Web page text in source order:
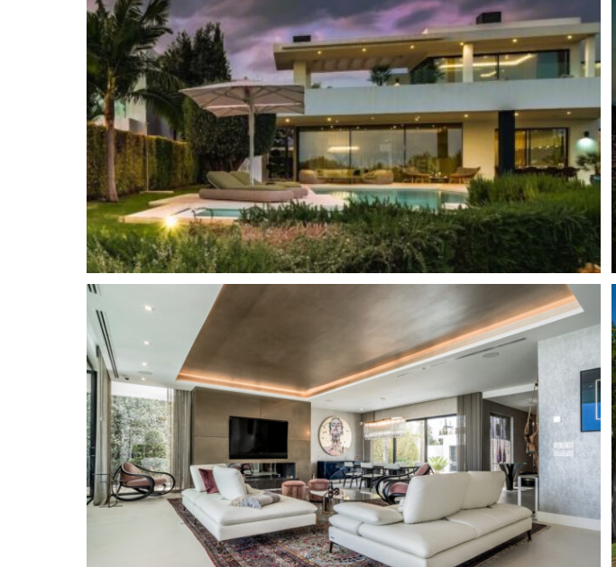
Diseñada por los reconocidos arquitectos Cristian Larraín K. y Rodolfo Nonini,
la villa es un ejemplo destacado de la excelencia arquitectónica moderna. Su
nítida fachada blanca, líneas simétricas y exuberante vegetación crean una
estética elegante y acogedora. La terraza en la azotea corona la residencia,
ofreciendo vistas panorámicas al mar y a la icónica montaña de La Concha.
Los espacios exteriores son igualmente impresionantes, con impresionantes
vistas al mar, piscina privada, elegantes terrazas y un jardín cuidadosamente
diseñado, ideal tanto para relajarse como para disfrutar del tiempo libre. En el
interior, la casa irradia sofisticación contemporánea. La sala de estar de planta
abierta se ve realzada por la iluminación ambiental del techo y una paleta de
colores neutros y suaves, creando un ambiente cálido y acogedor. El comedor
se integra a la perfección con la cocina y las zonas sociales, lo que la hace ideal
tanto para el día a día como para ocasiones especiales. Un sistema de sonido
interior y exterior de alta gama garantiza un entretenimiento sin
complicaciones en todo momento.
Cada dormitorio es un refugio privado, con acabados refinados y su propio
baño en suite. La suite principal, que ocupa toda la planta superior, ofrece lo
último en privacidad y comodidad, con vestidor, bañera exenta, lavabo doble y
ventanales de suelo a techo que enmarcan espectaculares vistas al mar.
Otras comodidades incluyen una sala de entretenimiento de última
generación, home cinema, bodega, gimnasio, ascensor y garaje para tres
coches, todo cuidadosamente diseñado para una vida de lujo moderna.
Para su total tranquilidad, la comunidad cuenta con personal a tiempo
completo que supervisa el mantenimiento de la piscina y los jardines. También
se ofrecen servicios opcionales de administración de propiedades, lo que
garantiza un estilo de vida verdaderamente integral. Este tranquilo y seguro